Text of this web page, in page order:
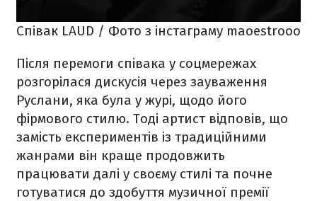
Співак LAUD / Фото з інстаграму maoestrooo
Після перемоги співака у соцмережах
розгорілася дискусія через зауваження
Руслани, яка була у журі, щодо його
фірмового стилю. Тоді артист відповів, що
замість експериментів із традиційними
жанрами він краще продовжить
працювати далі у своєму стилі та почне
готуватися до здобуття музичної премії